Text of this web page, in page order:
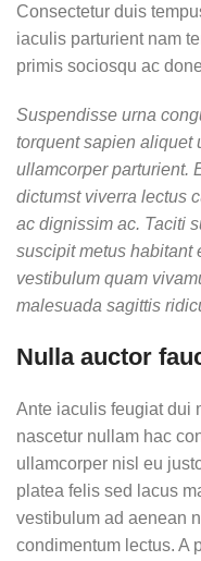
Consectetur duis
iaculis parturient nam
primis sociosqu ac
Suspendisse urna
torquent sapien aliquet
ullamcorper parturient.
dictumst viverra lectus
ac dignissim ac. Taciti
suscipit metus habitant
vestibulum quam
malesuada sagittis
Nulla auctor
Ante iaculis feugiat dui
nascetur nullam hac
ullamcorper nisl eu
platea felis sed lacus
vestibulum ad aenean
condimentum lectus. A